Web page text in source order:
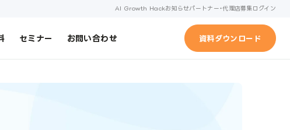
AI Growth Hackお知らせパートナー・代理店募集ログイン
セミナー お問い合わせ 資料ダウンロード